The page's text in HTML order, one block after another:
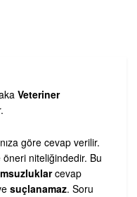
Veteriner
göre cevap verilir.
niteliğindedir. Bu
cevap
suçlanamaz. Soru